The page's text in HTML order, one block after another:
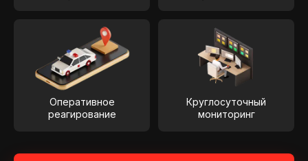
Оперативное
реагирование
Круглосуточный
мониторинг